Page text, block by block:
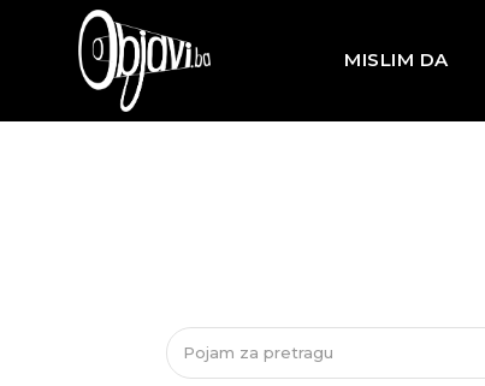
MISLIM DA
Pojam za pretragu